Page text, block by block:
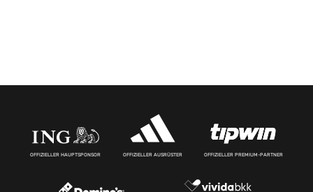
OFFIZIELLER HAUPTSPONSOR OFFIZIELLER AUSRÜSTER OFFIZIELLER PREMIUM-PARTNER